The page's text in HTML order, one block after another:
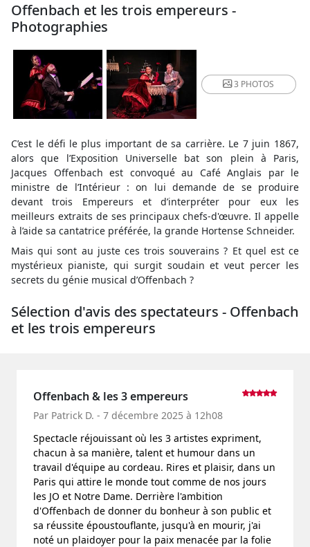
Offenbach et les trois empereurs -
Photographies
3 PHOTOS
C’est le défi le plus important de sa carrière. Le 7 juin 1867,
alors que l’Exposition Universelle bat son plein à Paris,
Jacques Offenbach est convoqué au Café Anglais par le
ministre de l’Intérieur : on lui demande de se produire
devant trois Empereurs et d’interpréter pour eux les
meilleurs extraits de ses principaux chefs-d'œuvre. Il appelle
à l’aide sa cantatrice préférée, la grande Hortense Schneider.
Mais qui sont au juste ces trois souverains ? Et quel est ce
mystérieux pianiste, qui surgit soudain et veut percer les
secrets du génie musical d’Offenbach ?
Sélection d'avis des spectateurs - Offenbach
et les trois empereurs
Offenbach & les 3 empereurs
Par Patrick D. - 7 décembre 2025 à 12h08
Spectacle réjouissant où les 3 artistes expriment,
chacun à sa manière, talent et humour dans un
travail d'équipe au cordeau. Rires et plaisir, dans un
Paris qui attire le monde tout comme de nos jours
les JO et Notre Dame. Derrière l'ambition
d'Offenbach de donner du bonheur à son public et
sa réussite époustouflante, jusqu'à en mourir, j'ai
noté un plaidoyer pour la paix menacée par la folie